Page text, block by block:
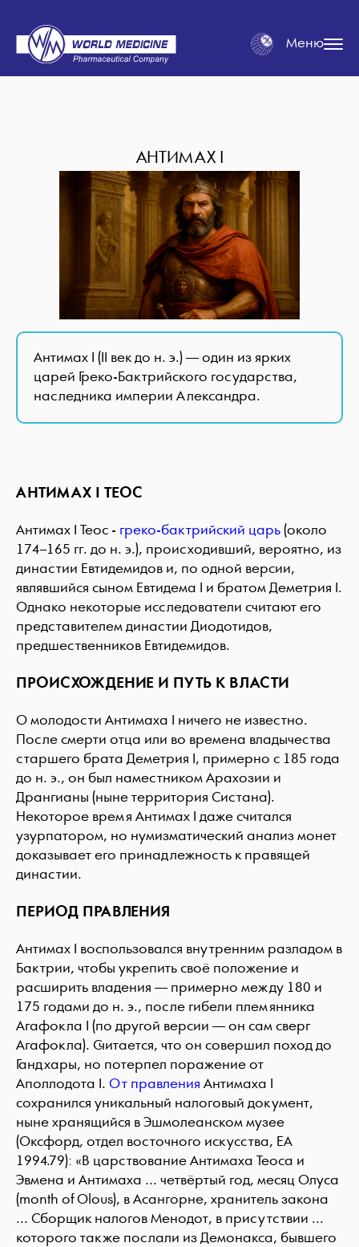
Меню
АНТИМАХ I
Антимах I (II век до н. э.) — один из ярких
царей Греко-Бактрийского государства,
наследника империи Александра.
АНТИМАХ I ТЕОС
Антимах I Теос - греко-бактрийский царь (около
174–165 гг. до н. э.), происходивший, вероятно, из
династии Евтидемидов и, по одной версии,
являвшийся сыном Евтидема I и братом Деметрия I.
Однако некоторые исследователи считают его
представителем династии Диодотидов,
предшественников Евтидемидов.
ПРОИСХОЖДЕНИЕ И ПУТЬ К ВЛАСТИ
О молодости Антимаха I ничего не известно.
После смерти отца или во времена владычества
старшего брата Деметрия I, примерно с 185 года
до н. э., он был наместником Арахозии и
Дрангианы (ныне территория Систана).
Некоторое время Антимах I даже считался
узурпатором, но нумизматический анализ монет
доказывает его принадлежность к правящей
династии.
ПЕРИОД ПРАВЛЕНИЯ
Антимах I воспользовался внутренним разладом в
Бактрии, чтобы укрепить своё положение и
расширить владения — примерно между 180 и
175 годами до н. э., после гибели племянника
Агафокла I (по другой версии — он сам сверг
Агафокла). Считается, что он совершил поход до
Гандхары, но потерпел поражение от
Аполлодота I. От правления Антимаха I
сохранился уникальный налоговый документ,
ныне хранящийся в Эшмолеанском музее
(Оксфорд, отдел восточного искусства, EA
1994.79): «В царствование Антимаха Теоса и
Эвмена и Антимаха ... четвёртый год, месяц Олуса
(month of Olous), в Асангорне, хранитель закона
... Сборщик налогов Менодот, в присутствии ...
которого также послали из Демонакса, бывшего